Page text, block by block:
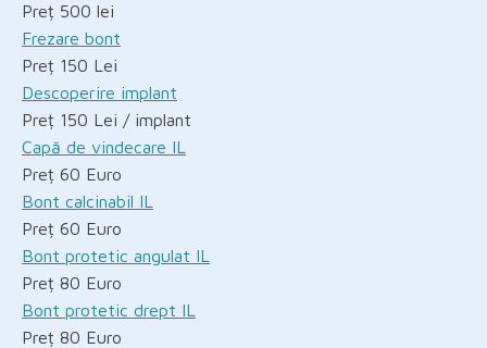
Preț 500 lei
Frezare bont
Preț 150 Lei
Descoperire implant
Preț 150 Lei / implant
Capă de vindecare IL
Preț 60 Euro
Bont calcinabil IL
Preț 60 Euro
Bont protetic angulat IL
Preț 80 Euro
Bont protetic drept IL
Preț 80 Euro